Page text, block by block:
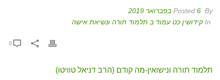
By 6 בפברואר 2019
קידושין כט עמוד ב תלמוד תורה ונשיאת אישה
תלמוד תורה ונישואין-מה קודם (הרב דניאל טוויטו)